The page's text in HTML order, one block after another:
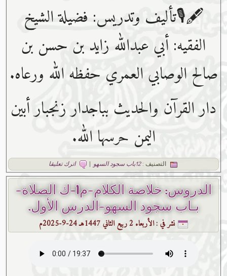
🖋🎙تأليف وتدريس: فضيلة الشيخ
الفقيه: أبي عبدﷲ زايد بن حسن بن
صالح الوصابي العمري حفظه ﷲ ورعاه.
دار القرآن والحديث بباجدار زنجبار أبين
اليمن حرسها الله.
التصنيف :12باب سجود السهو | اترك تعليقا
الدروس: خلاصة الكلام-م1-ك الصلاة-
بـاب سجود السهو-الدرس الأول.
نشر في :الأربعاء 2 ربيع الثاني 1447هـ 24-9-2025م